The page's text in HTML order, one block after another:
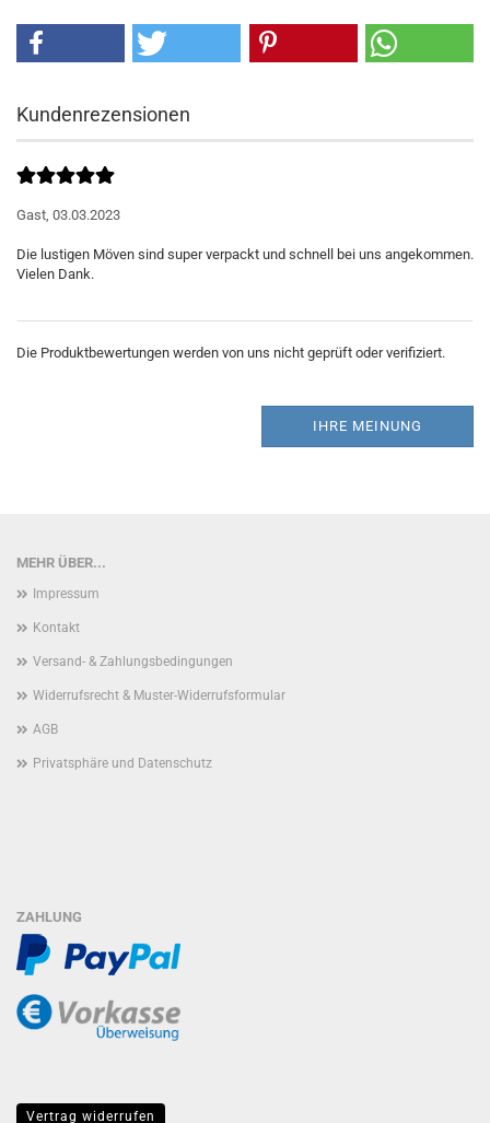
Kundenrezensionen
Gast, 03.03.2023
Die lustigen Möven sind super verpackt und schnell bei uns angekommen.
Die Produktbewertungen werden von uns nicht geprüft oder verifiziert.
IHRE MEINUNG
MEHR ÜBER...
Impressum
Kontakt
Versand- & Zahlungsbedingungen
Widerrufsrecht & Muster-Widerrufsformular
AGB
Privatsphäre und Datenschutz
ZAHLUNG
Vertrag widerrufen